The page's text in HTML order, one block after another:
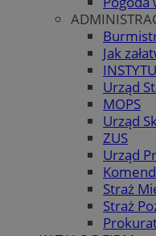
Jak
Urząd
MOPS
Urząd
ZUS
Urząd
Straż
Straż